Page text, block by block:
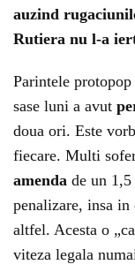
auzind
Rutiera nu l-a
Parintele protopop
sase luni a avut
doua ori. Este
fiecare. Multi
amenda de un
penalizare, insa
altfel. Acesta o
viteza legala